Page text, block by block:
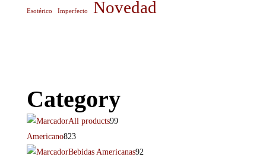
Esotérico Imperfecto Novedad
Category
All products99
Americano823
Bebidas Americanas92